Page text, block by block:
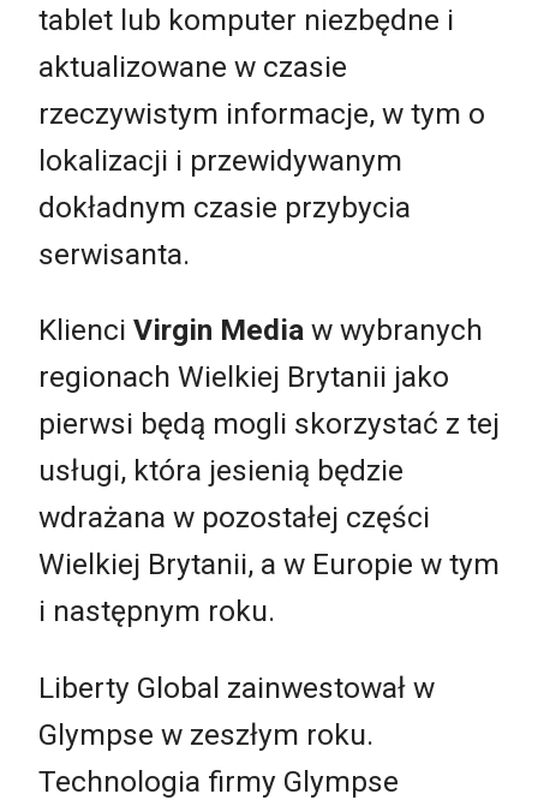
tablet lub komputer niezbędne i
aktualizowane w czasie
rzeczywistym informacje, w tym o
lokalizacji i przewidywanym
dokładnym czasie przybycia
serwisanta.
Klienci Virgin Media w wybranych
regionach Wielkiej Brytanii jako
pierwsi będą mogli skorzystać z tej
usługi, która jesienią będzie
wdrażana w pozostałej części
Wielkiej Brytanii, a w Europie w tym
i następnym roku.
Liberty Global zainwestował w
Glympse w zeszłym roku.
Technologia firmy Glympse